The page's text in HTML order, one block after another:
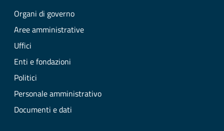
Organi di governo
Aree amministrative
Uffici
Enti e fondazioni
Politici
Personale amministrativo
Documenti e dati